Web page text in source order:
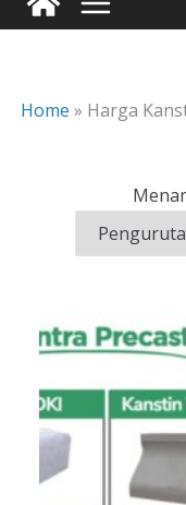
Home » Harga